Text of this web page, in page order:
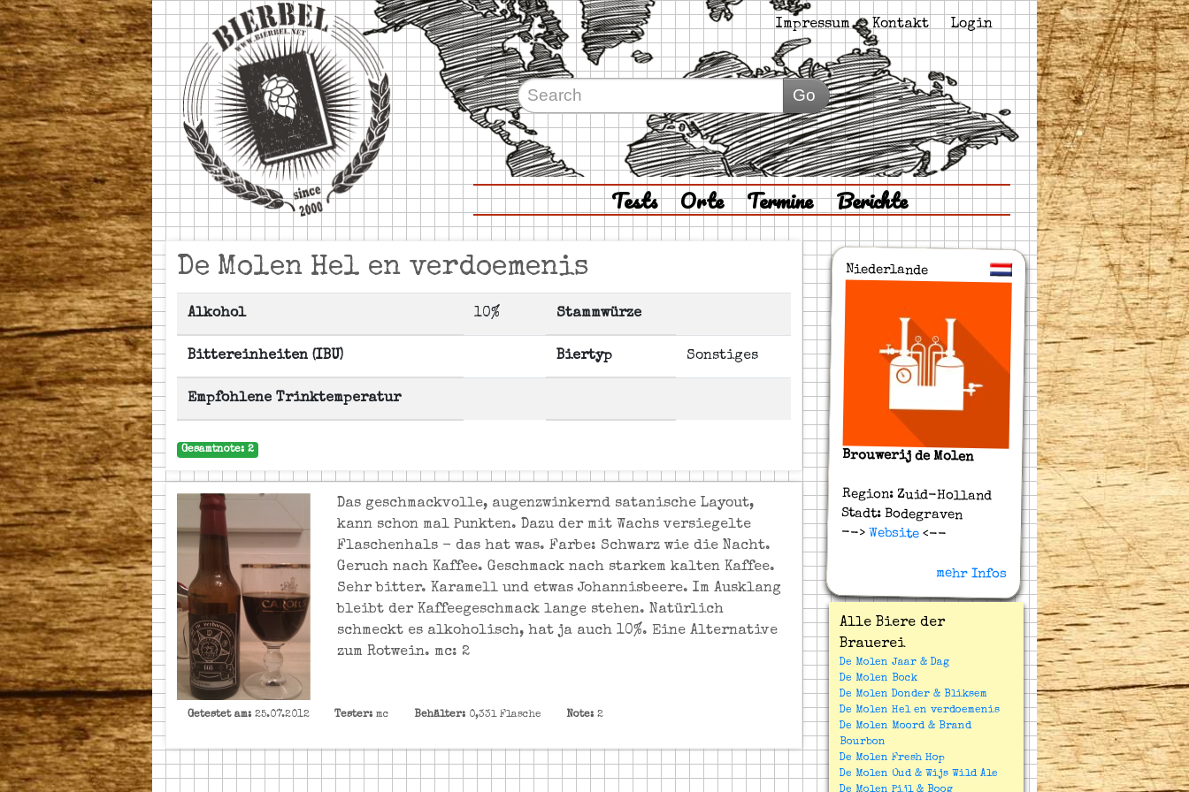
Impressum Kontakt Login
Go
Tests Orte Termine Berichte
De Molen Hel en verdoemenis
Alkohol 10% Stammwürze
Bittereinheiten (IBU) Biertyp Sonstiges
Empfohlene Trinktemperatur
Gesamtnote: 2
Das geschmackvolle, augenzwinkernd satanische Layout,
kann schon mal Punkten. Dazu der mit Wachs versiegelte
Flaschenhals - das hat was. Farbe: Schwarz wie die Nacht.
Geruch nach Kaffee. Geschmack nach starkem kalten Kaffee.
Sehr bitter. Karamell und etwas Johannisbeere. Im Ausklang
bleibt der Kaffeegeschmack lange stehen. Natürlich
schmeckt es alkoholisch, hat ja auch 10%. Eine Alternative
zum Rotwein. mc: 2
Getestet am: 25.07.2012 Tester: mc Behälter: 0,33l Flasche Note: 2
Niederlande
Brouwerij de Molen
Region: Zuid-Holland
Stadt: Bodegraven
-->Website<--
mehr Infos
Alle Biere der
Brauerei
De Molen Jaar & Dag
De Molen Bock
De Molen Donder & Bliksem
De Molen Hel en verdoemenis
De Molen Moord & Brand
Bourbon
De Molen Fresh Hop
De Molen Oud & Wijs Wild Ale